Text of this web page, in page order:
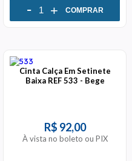
- + COMPRAR
Cinta Calça Em Setinete
Baixa REF 533 - Bege
R$ 92,00
À vista no boleto ou PIX